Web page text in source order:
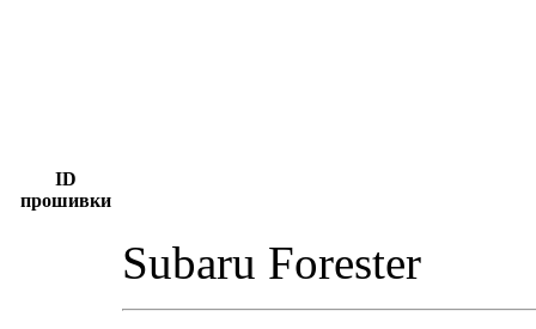
ID
прошивки
Subaru Forester